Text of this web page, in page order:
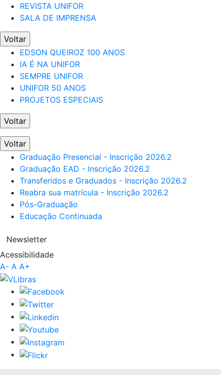
REVISTA UNIFOR
SALA DE IMPRENSA
Voltar
EDSON QUEIROZ 100 ANOS
IA É NA UNIFOR
SEMPRE UNIFOR
UNIFOR 50 ANOS
PROJETOS ESPECIAIS
Voltar
Voltar
Graduação Presencial - Inscrição 2026.2
Graduação EAD - Inscrição 2026.2
Transferidos e Graduados - Inscrição 2026.2
Reabra sua matrícula - Inscrição 2026.2
Pós-Graduação
Educação Continuada
Newsletter
Acessibilidade
A- A A+